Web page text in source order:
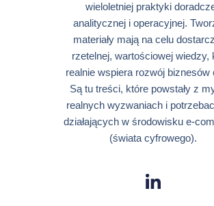
wieloletniej praktyki
analitycznej i operacyjnej.
materiały mają na celu
rzetelnej, wartościowej wiedzy,
realnie wspiera rozwój biznesów
Są tu treści, które powstały z
realnych wyzwaniach i
działających w środowisku e-
(świata cyfrowego).